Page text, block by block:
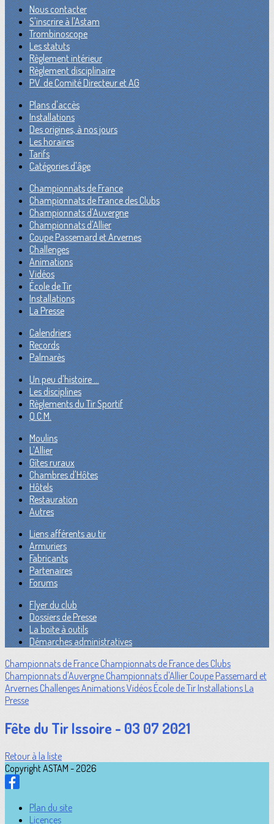
Nous contacter
S'inscrire à l'Astam
Trombinoscope
Les statuts
Règlement intérieur
Règlement disciplinaire
P.V. de Comité Directeur et AG
Plans d'accès
Installations
Des origines, à nos jours
Les horaires
Tarifs
Catégories d'âge
Championnats de France
Championnats de France des Clubs
Championnats d'Auvergne
Championnats d'Allier
Coupe Passemard et Arvernes
Challenges
Animations
Vidéos
École de Tir
Installations
La Presse
Calendriers
Records
Palmarès
Un peu d'histoire ...
Les disciplines
Règlements du Tir Sportif
Q.C.M.
Moulins
L'Allier
Gîtes ruraux
Chambres d'Hôtes
Hôtels
Restauration
Autres
Liens afférents au tir
Armuriers
Fabricants
Partenaires
Forums
Flyer du club
Dossiers de Presse
La boite à outils
Démarches administratives
Championnats de France Championnats de France des Clubs
Championnats d'Auvergne Championnats d'Allier Coupe Passemard et
Arvernes ChallengesAnimationsVidéos École de Tir Installations La
Presse
Fête du Tir Issoire - 03 07 2021
Retour à la liste
Copyright ASTAM - 2026
Plan du site
Licences